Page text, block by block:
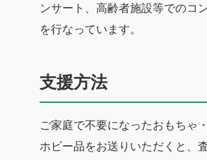
ンサート、高齢者施設等でのコ
を行なっています。
支援方法
ご家庭で不要になったおもちゃ
ホビー品をお送りいただくと、